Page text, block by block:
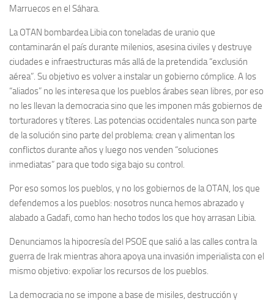
Marruecos en el Sáhara.
La OTAN bombardea Libia con toneladas de uranio que
contaminarán el país durante milenios, asesina civiles y destruye
ciudades e infraestructuras más allá de la pretendida “exclusión
aérea”. Su objetivo es volver a instalar un gobierno cómplice. A los
“aliados” no les interesa que los pueblos árabes sean libres, por eso
no les llevan la democracia sino que les imponen más gobiernos de
torturadores y títeres. Las potencias occidentales nunca son parte
de la solución sino parte del problema: crean y alimentan los
conflictos durante años y luego nos venden “soluciones
inmediatas” para que todo siga bajo su control.
Por eso somos los pueblos, y no los gobiernos de la OTAN, los que
defendemos a los pueblos: nosotros nunca hemos abrazado y
alabado a Gadafi, como han hecho todos los que hoy arrasan Libia.
Denunciamos la hipocresía del PSOE que salió a las calles contra la
guerra de Irak mientras ahora apoya una invasión imperialista con el
mismo objetivo: expoliar los recursos de los pueblos.
La democracia no se impone a base de misiles, destrucción y